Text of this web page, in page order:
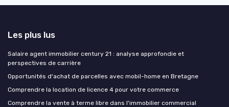
Les plus lus
Salaire agent immobilier century 21 : analyse approfondie et
perspectives de carrière
Opportunités d'achat de parcelles avec mobil-home en Bretagne
Comprendre la location de licence 4 pour votre commerce
Comprendre la vente à terme libre dans l'immobilier commercial